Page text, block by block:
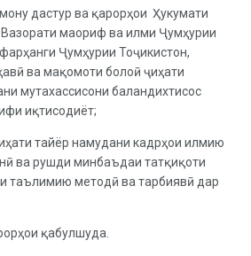
дастур ва қарорҳои Ҳукумати
маориф ва илми Ҷумҳурии
Ҷумҳурии Тоҷикистон,
ва мақомоти болоӣ ҷиҳати
мутахассисони баландихтисос
иқтисодиёт;
тайёр намудани кадрҳои илмию
ва рушди минбаъдаи татқиқоти
таълимию методӣ ва тарбиявӣ дар
қабулшуда.